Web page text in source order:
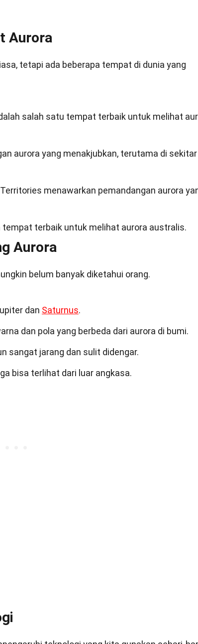
Aurora
tetapi ada beberapa tempat di dunia yang
salah satu tempat terbaik untuk melihat
aurora yang menakjubkan, terutama di sekitar
menawarkan pemandangan aurora
terbaik untuk melihat aurora australis.
Aurora
belum banyak diketahui orang.
dan Saturnus.
dan pola yang berbeda dari aurora di bumi.
sangat jarang dan sulit didengar.
bisa terlihat dari luar angkasa.